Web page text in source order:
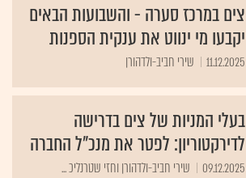
צים במרכז סערה - והשבועות הבאים
יקבעו מי ינווט את ענקית הספנות
11.12.2025 שירי חביב-ולדהורן
בעלי המניות של צים בדרישה
לדירקטוריון: לפטר את מנכ"ל החברה
09.12.2025 שירי חביב-ולדהורן וחזי שטרנליכ ...